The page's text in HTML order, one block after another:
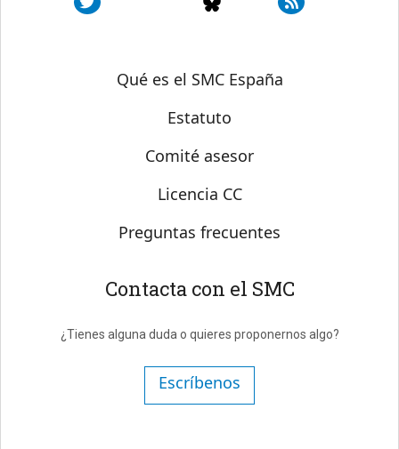
Sobre SMC España
Qué es el SMC España
Estatuto
Comité asesor
Licencia CC
Preguntas frecuentes
Contacta con el SMC
¿Tienes alguna duda o quieres proponernos algo?
Escríbenos